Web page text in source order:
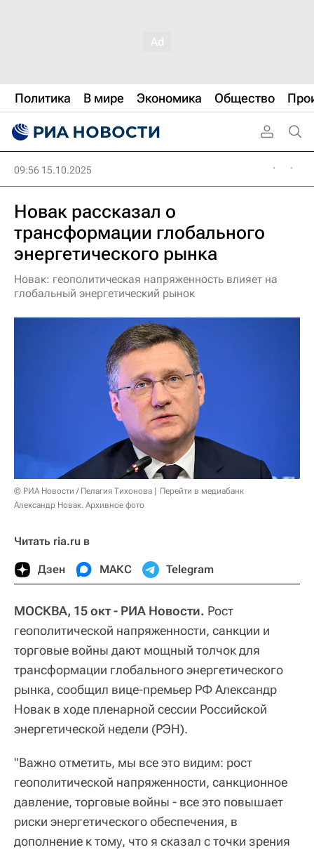
Политика В мире Экономика Общество
09:56 15.10.2025
Новак рассказал о
трансформации глобального
энергетического рынка
Новак: геополитическая напряженность влияет на
глобальный энергетический рынок
© РИА Новости / Пелагия Тихонова
Перейти в медиабанк
Александр Новак. Архивное фото
Читать ria.ru в
Дзен МАКС Telegram
МОСКВА, 15 окт - РИА Новости. Рост
геополитической напряженности, санкции и
торговые войны дают мощный толчок для
трансформации глобального энергетического
рынка, сообщил вице-премьер РФ Александр
Новак в ходе пленарной сессии Российской
энергетической недели (РЭН).
"Важно отметить, мы все это видим: рост
геополитической напряженности, санкционное
давление, торговые войны - все это повышает
риски энергетического обеспечения, в
дополнение к тому, что я сказал с точки зрения